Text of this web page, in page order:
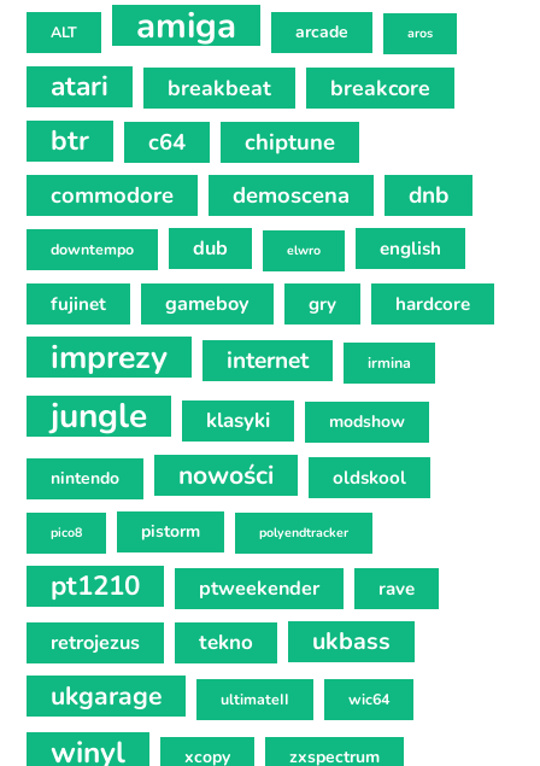
ALT amiga arcade aros
atari breakbeat breakcore
btr c64
chiptune
commodore
demoscena dnb
downtempo dub elwro english
fujinet gameboy gry hardcore
imprezy internet irmina
jungle klasyki modshow
nintendo nowości oldskool
pico8 pistorm polyendtracker
pt1210 ptweekender rave
retrojezus tekno ukbass
ukgarage ultimateII wic64
winyl xcopy zxspectrum